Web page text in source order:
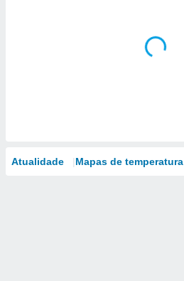
Atualidade Mapas de temperatura